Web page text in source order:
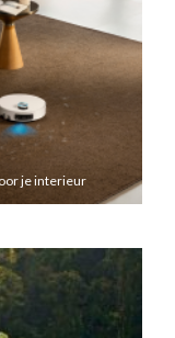
je interieur